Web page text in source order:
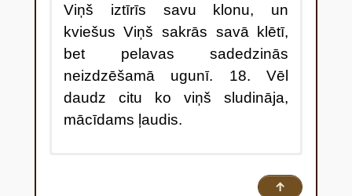
Viņš iztīrīs savu klonu, un
kviešus Viņš sakrās savā klētī,
bet pelavas sadedzinās
neizdzēšamā ugunī. 18. Vēl
daudz citu ko viņš sludināja,
mācīdams ļaudis.
Kristītājam] jautāja: “Ko lai mēs
↑